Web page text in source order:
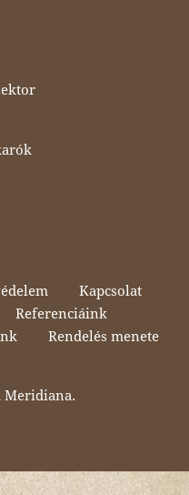
Kapcsolat
Referenciáink
Rendelés menete
Meridiana.